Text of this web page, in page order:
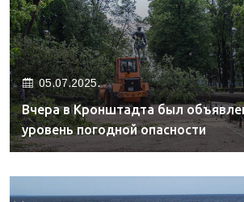
05.07.2025.
Вчера в Кронштадта был
уровень погодной опасности